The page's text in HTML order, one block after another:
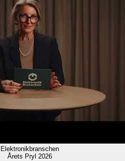
Elektronikbranschen
Årets Pryl 2026